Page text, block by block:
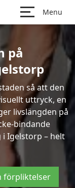
Menu
på
så att den
uttryck, en
livslängden på
bindande
Igelstorp – helt
förpliktelser